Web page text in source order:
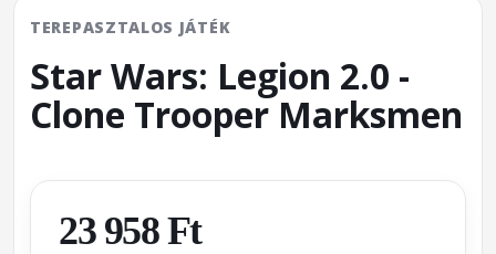
TEREPASZTALOS JÁTÉK
Star Wars: Legion 2.0 -
Clone Trooper Marksmen
23 958 Ft